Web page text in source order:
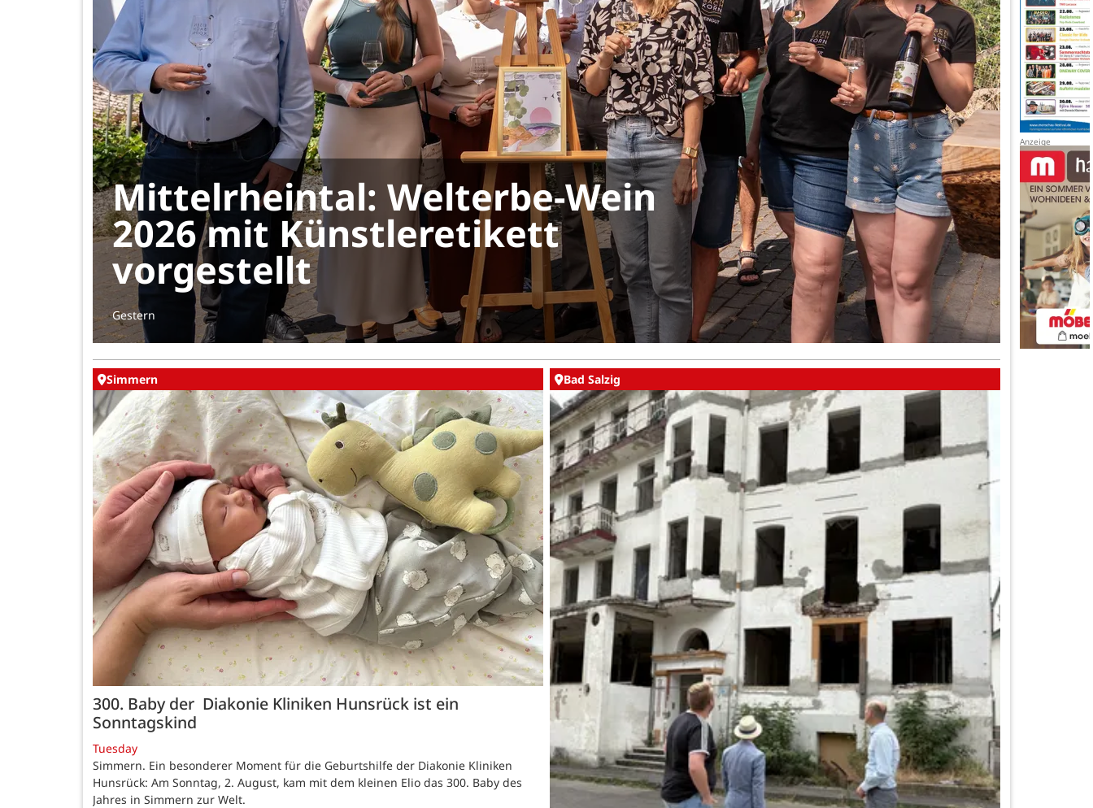
Mittelrheintal: Welterbe-Wein
2026 mit Künstleretikett
vorgestellt
Gestern
Simmern
300. Baby der Diakonie Kliniken Hunsrück ist ein
Sonntagskind
Tuesday
Simmern. Ein besonderer Moment für die Geburtshilfe der Diakonie Kliniken
Hunsrück: Am Sonntag, 2. August, kam mit dem kleinen Elio das 300. Baby des
Jahres in Simmern zur Welt.
Bad Salzig